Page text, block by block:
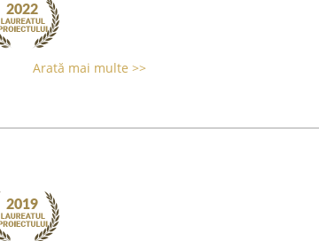
Arată mai multe >>